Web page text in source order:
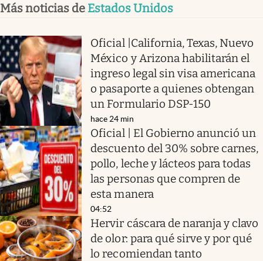
Más noticias de Estados Unidos
Oficial |California, Texas, Nuevo
México y Arizona habilitarán el
ingreso legal sin visa americana
o pasaporte a quienes obtengan
un Formulario DSP-150
hace 24 min
Oficial | El Gobierno anunció un
descuento del 30% sobre carnes,
pollo, leche y lácteos para todas
las personas que compren de
esta manera
04:52
Hervir cáscara de naranja y clavo
de olor: para qué sirve y por qué
lo recomiendan tanto